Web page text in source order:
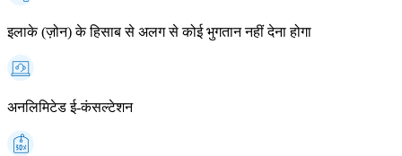
इलाके (ज़ोन) के हिसाब से अलग से कोई भुगतान नहीं देना होगा
अनलिमिटेड ई-कंसल्टेशन